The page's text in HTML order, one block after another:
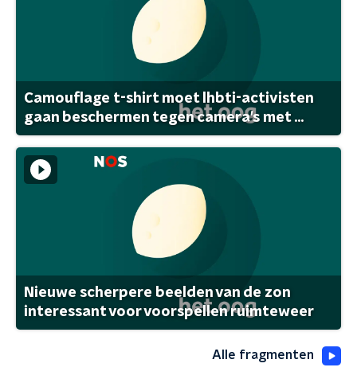
Camouflage t-shirt moet lhbti-activisten
gaan beschermen tegen camera's met ...
Nieuwe scherpere beelden van de zon
interessant voor voorspellen ruimteweer
Alle fragmenten